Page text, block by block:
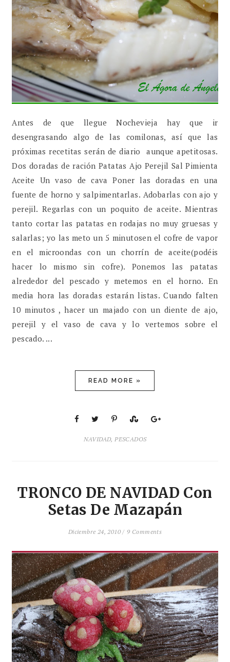
Antes de que llegue Nochevieja hay que ir
desengrasando algo de las comilonas, así que las
próximas recetitas serán de diario aunque apetitosas.
Dos doradas de ración Patatas Ajo Perejil Sal Pimienta
Aceite Un vaso de cava Poner las doradas en una
fuente de horno y salpimentarlas. Adobarlas con ajo y
perejil. Regarlas con un poquito de aceite. Mientras
tanto cortar las patatas en rodajas no muy gruesas y
salarlas; yo las meto un 5 minutosen el cofre de vapor
en el microondas con un chorrín de aceite(podéis
hacer lo mismo sin cofre). Ponemos las patatas
alrededor del pescado y metemos en el horno. En
media hora las doradas estarán listas. Cuando falten
10 minutos , hacer un majado con un diente de ajo,
perejil y el vaso de cava y lo vertemos sobre el
pescado. ...
READ MORE »
NAVIDAD, PESCADOS
TRONCO DE NAVIDAD Con
Setas De Mazapán
Diciembre 24, 2010 / 9 Comments